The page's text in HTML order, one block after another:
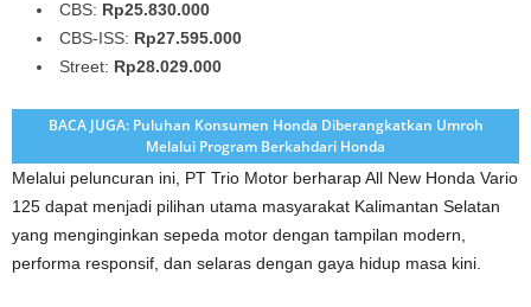
CBS: Rp25.830.000
CBS-ISS: Rp27.595.000
Street: Rp28.029.000
BACA JUGA: Puluhan Konsumen Honda Diberangkatkan Umroh
Melalui Program Berkahdari Honda
Melalui peluncuran ini, PT Trio Motor berharap All New Honda Vario
125 dapat menjadi pilihan utama masyarakat Kalimantan Selatan
yang menginginkan sepeda motor dengan tampilan modern,
performa responsif, dan selaras dengan gaya hidup masa kini.